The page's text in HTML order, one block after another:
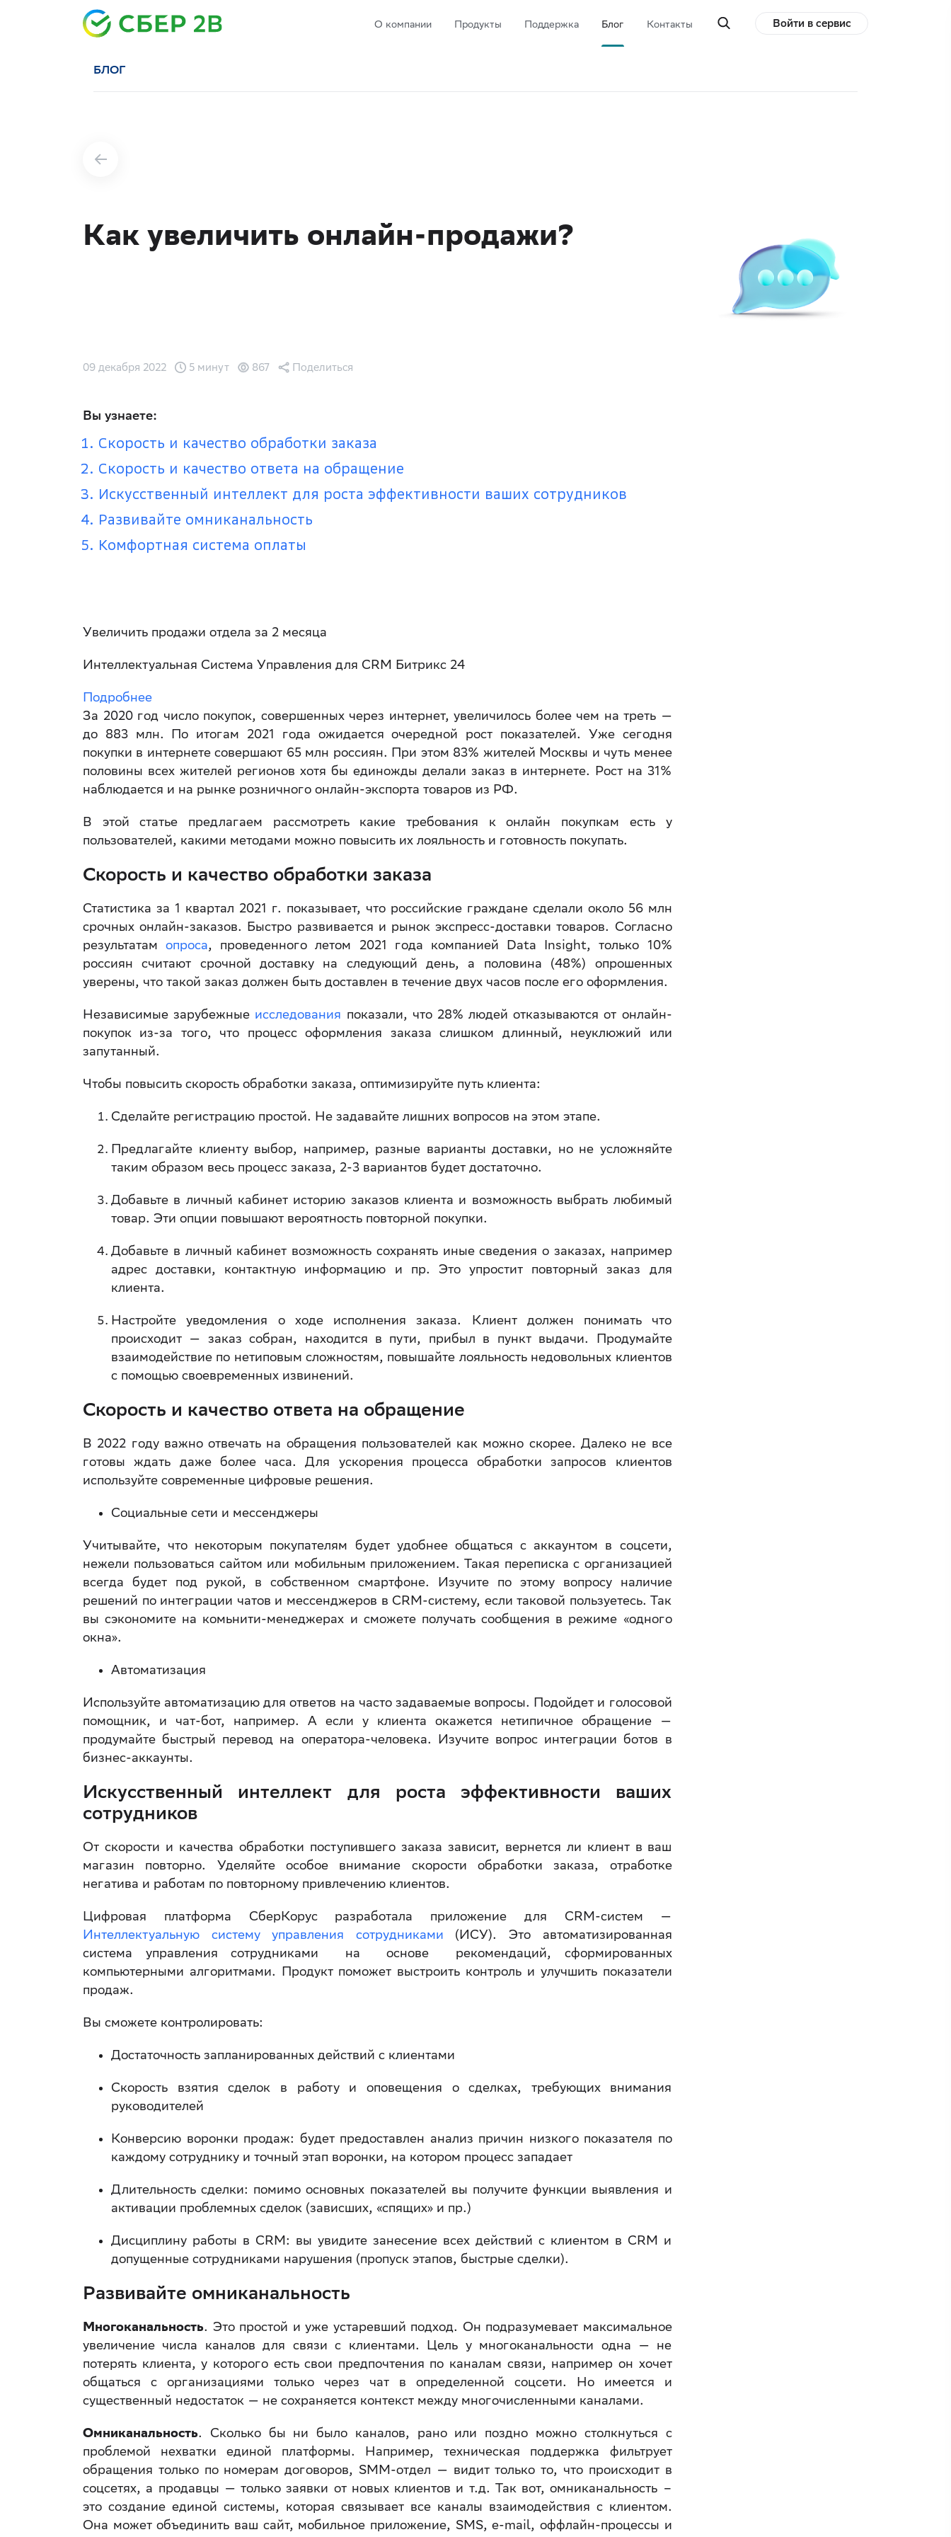
О компании Продукты Поддержка Блог Контакты Войти в сервис
БЛОГ
Как увеличить онлайн-продажи?
09 декабря 2022 5 минут 867 Поделиться
Вы узнаете:
Скорость и качество обработки заказа
Скорость и качество ответа на обращение
Искусственный интеллект для роста эффективности ваших сотрудников
Развивайте омниканальность
Комфортная система оплаты
Увеличить продажи отдела за 2 месяца
Интеллектуальная Система Управления для CRM Битрикс 24
Подробнее
За 2020 год число покупок, совершенных через интернет, увеличилось более чем на треть —
до 883 млн. По итогам 2021 года ожидается очередной рост показателей. Уже сегодня
покупки в интернете совершают 65 млн россиян. При этом 83% жителей Москвы и чуть менее
половины всех жителей регионов хотя бы единожды делали заказ в интернете. Рост на 31%
наблюдается и на рынке розничного онлайн-экспорта товаров из РФ.
В этой статье предлагаем рассмотреть какие требования к онлайн покупкам есть у
пользователей, какими методами можно повысить их лояльность и готовность покупать.
Скорость и качество обработки заказа
Статистика за 1 квартал 2021 г. показывает, что российские граждане сделали около 56 млн
срочных онлайн-заказов. Быстро развивается и рынок экспресс-доставки товаров. Согласно
результатамопроса, проведенного летом 2021 года компанией Data Insight, только 10%
россиян считают срочной доставку на следующий день, а половина (48%) опрошенных
уверены, что такой заказ должен быть доставлен в течение двух часов после его оформления.
Независимые зарубежные исследования показали, что 28% людей отказываются от онлайн-
покупок из-за того, что процесс оформления заказа слишком длинный, неуклюжий или
запутанный.
Чтобы повысить скорость обработки заказа, оптимизируйте путь клиента:
Сделайте регистрацию простой. Не задавайте лишних вопросов на этом этапе.
Предлагайте клиенту выбор, например, разные варианты доставки, но не усложняйте
таким образом весь процесс заказа, 2-3 вариантов будет достаточно.
Добавьте в личный кабинет историю заказов клиента и возможность выбрать любимый
товар. Эти опции повышают вероятность повторной покупки.
Добавьте в личный кабинет возможность сохранять иные сведения о заказах, например
адрес доставки, контактную информацию и пр. Это упростит повторный заказ для
клиента.
Настройте уведомления о ходе исполнения заказа. Клиент должен понимать что
происходит — заказ собран, находится в пути, прибыл в пункт выдачи. Продумайте
взаимодействие по нетиповым сложностям, повышайте лояльность недовольных клиентов
с помощью своевременных извинений.
Скорость и качество ответа на обращение
В 2022 году важно отвечать на обращения пользователей как можно скорее. Далеко не все
готовы ждать даже более часа. Для ускорения процесса обработки запросов клиентов
используйте современные цифровые решения.
Социальные сети и мессенджеры
Учитывайте, что некоторым покупателям будет удобнее общаться с аккаунтом в соцсети,
нежели пользоваться сайтом или мобильным приложением. Такая переписка с организацией
всегда будет под рукой, в собственном смартфоне. Изучите по этому вопросу наличие
решений по интеграции чатов и мессенджеров в CRM-систему, если таковой пользуетесь. Так
вы сэкономите на комьнити-менеджерах и сможете получать сообщения в режиме «одного
окна».
Автоматизация
Используйте автоматизацию для ответов на часто задаваемые вопросы. Подойдет и голосовой
помощник, и чат-бот, например. А если у клиента окажется нетипичное обращение —
продумайте быстрый перевод на оператора-человека. Изучите вопрос интеграции ботов в
бизнес-аккаунты.
Искусственный интеллект для роста эффективности ваших
сотрудников
От скорости и качества обработки поступившего заказа зависит, вернется ли клиент в ваш
магазин повторно. Уделяйте особое внимание скорости обработки заказа, отработке
негатива и работам по повторному привлечению клиентов.
Цифровая платформа СберКорус разработала приложение для CRM-систем —
Интеллектуальную систему управления сотрудниками (ИСУ). Это автоматизированная
система управления сотрудниками на основе рекомендаций, сформированных
компьютерными алгоритмами. Продукт поможет выстроить контроль и улучшить показатели
продаж.
Вы сможете контролировать:
Достаточность запланированных действий с клиентами
Скорость взятия сделок в работу и оповещения о сделках, требующих внимания
руководителей
Конверсию воронки продаж: будет предоставлен анализ причин низкого показателя по
каждому сотруднику и точный этап воронки, на котором процесс западает
Длительность сделки: помимо основных показателей вы получите функции выявления и
активации проблемных сделок (зависших, «спящих» и пр.)
Дисциплину работы в CRM: вы увидите занесение всех действий с клиентом в CRM и
допущенные сотрудниками нарушения (пропуск этапов, быстрые сделки).
Развивайте омниканальность
Многоканальность. Это простой и уже устаревший подход. Он подразумевает максимальное
увеличение числа каналов для связи с клиентами. Цель у многоканальности одна — не
потерять клиента, у которого есть свои предпочтения по каналам связи, например он хочет
общаться с организациями только через чат в определенной соцсети. Но имеется и
существенный недостаток — не сохраняется контекст между многочисленными каналами.
Омниканальность. Сколько бы ни было каналов, рано или поздно можно столкнуться с
проблемой нехватки единой платформы. Например, техническая поддержка фильтрует
обращения только по номерам договоров, SMM-отдел — видит только то, что происходит в
соцсетях, а продавцы — только заявки от новых клиентов и т.д. Так вот, омниканальность –
это создание единой системы, которая связывает все каналы взаимодействия с клиентом.
Она может объединить ваш сайт, мобильное приложение, SMS, e-mail, оффлайн-процессы и